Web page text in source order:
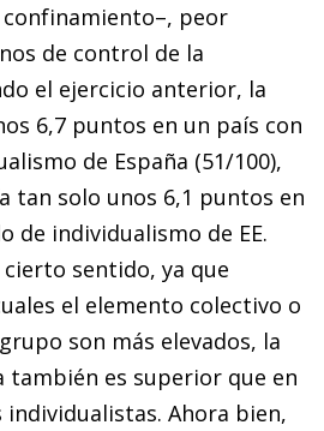
peor
de control de la
el ejercicio anterior, la
6,7 puntos en un país con
de España (51/100),
tan solo unos 6,1 puntos en
de individualismo de EE.
cierto sentido, ya que
el elemento colectivo o
son más elevados, la
también es superior que en
individualistas. Ahora bien,